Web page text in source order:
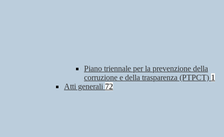
Piano triennale per la prevenzione della
corruzione e della trasparenza (PTPCT) 1
Atti generali 72